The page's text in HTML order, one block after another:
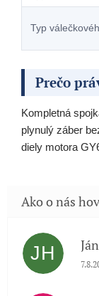
Typ
Prečo
Kompletná
plynulý záber
diely motora
JH